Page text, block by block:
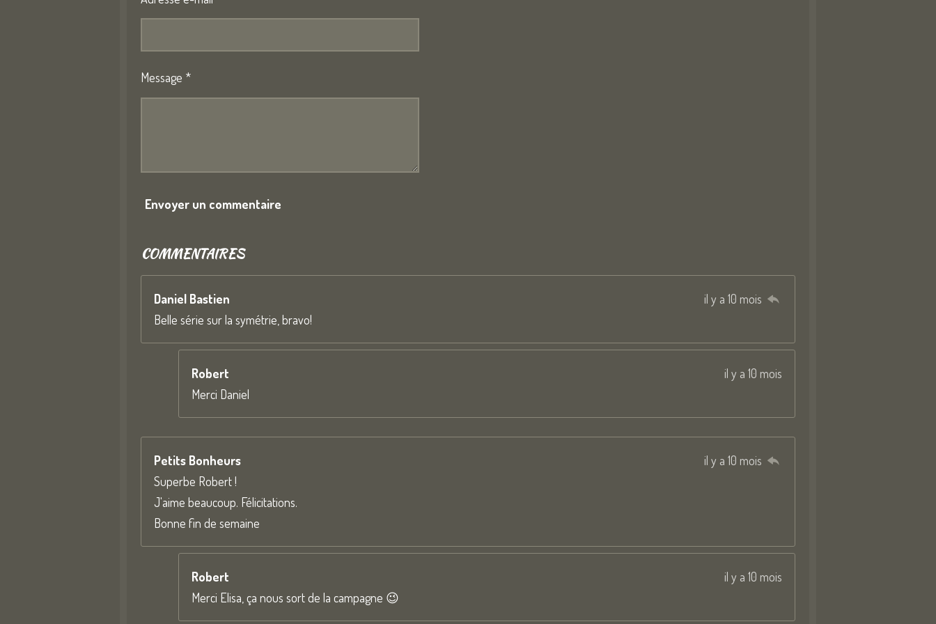
Message *
Envoyer un commentaire
COMMENTAIRES
Daniel Bastien
il y a 10 mois
Belle série sur la symétrie, bravo!
Robert
il y a 10 mois
Merci Daniel
Petits Bonheurs
il y a 10 mois
Superbe Robert !
J'aime beaucoup. Félicitations.
Bonne fin de semaine
Robert
il y a 10 mois
Merci Elisa, ça nous sort de la campagne 😉